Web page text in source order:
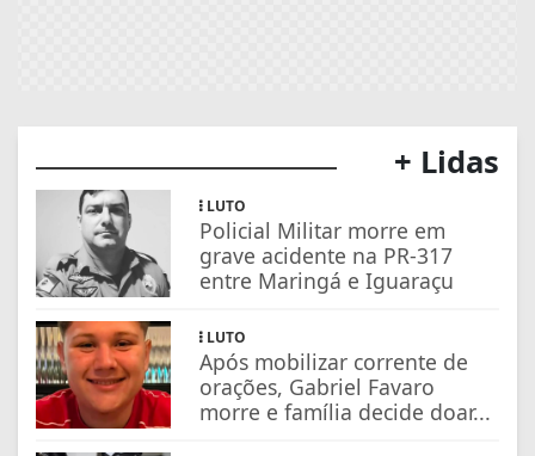
+ Lidas
LUTO
Policial Militar morre em
grave acidente na PR-317
entre Maringá e Iguaraçu
LUTO
Após mobilizar corrente de
orações, Gabriel Favaro
morre e família decide doar...